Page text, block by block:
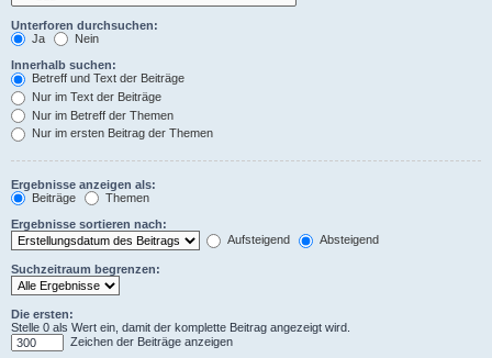
Unterforen durchsuchen:
Ja
Nein
Innerhalb suchen:
Betreff und Text der Beiträge
Nur im Text der Beiträge
Nur im Betreff der Themen
Nur im ersten Beitrag der Themen
Ergebnisse anzeigen als:
Beiträge
Themen
Ergebnisse sortieren nach:
Aufsteigend
Absteigend
Suchzeitraum begrenzen:
Die ersten:
Stelle 0 als Wert ein, damit der komplette Beitrag angezeigt wird.
Zeichen der Beiträge anzeigen